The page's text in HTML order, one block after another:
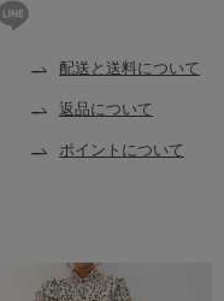
配送と送料について
返品について
ポイントについて